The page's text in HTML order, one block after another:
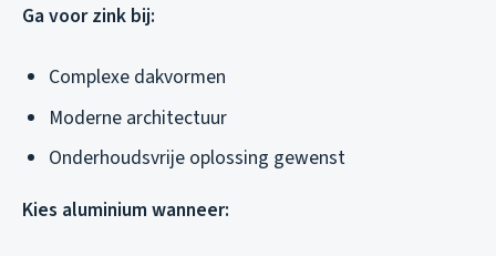
Ga voor zink bij:
Complexe dakvormen
Moderne architectuur
Onderhoudsvrije oplossing gewenst
Kies aluminium wanneer: